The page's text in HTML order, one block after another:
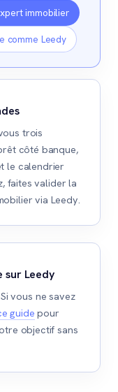
immobilier
comme Leedy
trois
côté banque,
le calendrier
faites valider la
via Leedy.
sur Leedy
vous ne savez
guide pour
objectif sans